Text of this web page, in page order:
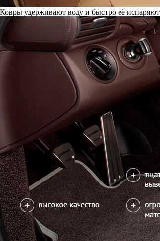
Ковры удерживают воду и быстро её испаряют